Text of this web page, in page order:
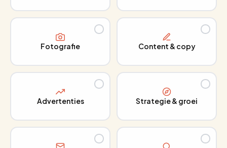
Fotografie Content & copy
Advertenties Strategie & groei